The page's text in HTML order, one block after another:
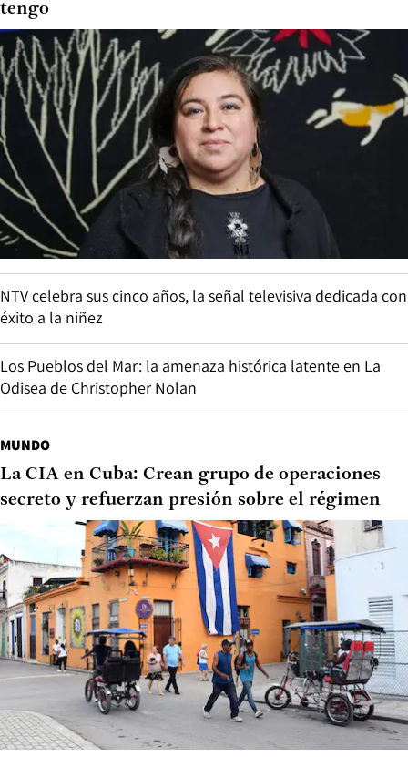
tengo
NTV celebra sus cinco años, la señal televisiva dedicada con
éxito a la niñez
Los Pueblos del Mar: la amenaza histórica latente en La
Odisea de Christopher Nolan
MUNDO
La CIA en Cuba: Crean grupo de operaciones
secreto y refuerzan presión sobre el régimen